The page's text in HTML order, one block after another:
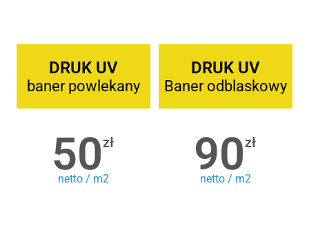
DRUK UV
baner powlekany
50zł
netto / m2
DRUK UV
Baner odblaskowy
90zł
netto / m2